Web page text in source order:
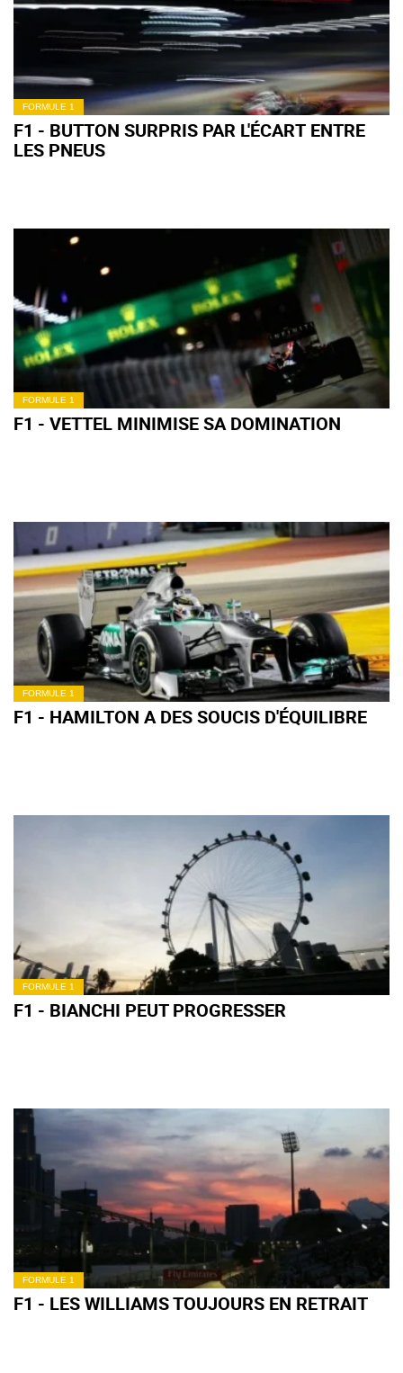
FORMULE 1
F1 - BUTTON SURPRIS PAR L'ÉCART ENTRE
LES PNEUS
FORMULE 1
F1 - VETTEL MINIMISE SA DOMINATION
FORMULE 1
F1 - HAMILTON A DES SOUCIS D'ÉQUILIBRE
FORMULE 1
F1 - BIANCHI PEUT PROGRESSER
FORMULE 1
F1 - LES WILLIAMS TOUJOURS EN RETRAIT